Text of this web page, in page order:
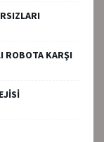
ROBOTA KARŞI